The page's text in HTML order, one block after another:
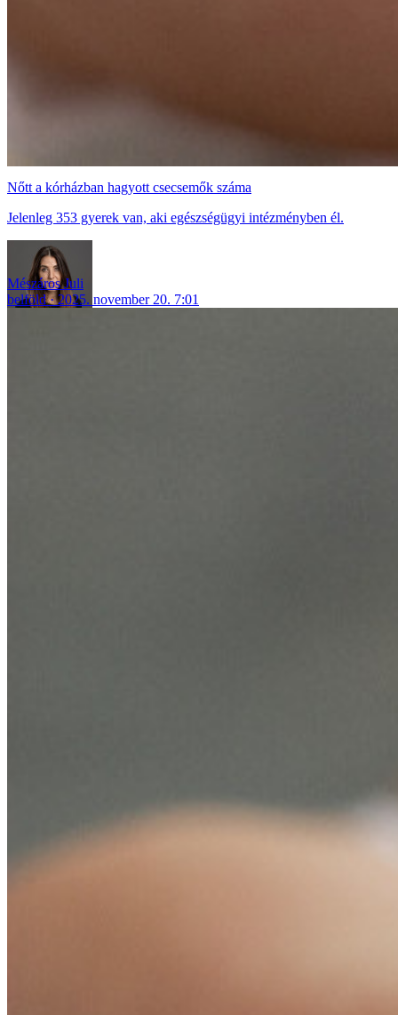
Nőtt a kórházban hagyott csecsemők száma
Jelenleg 353 gyerek van, aki egészségügyi intézményben él.
Mészáros Juli
belföld
2025. november 20. 7:01